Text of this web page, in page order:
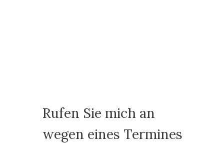
Rufen Sie mich an
wegen eines Termines